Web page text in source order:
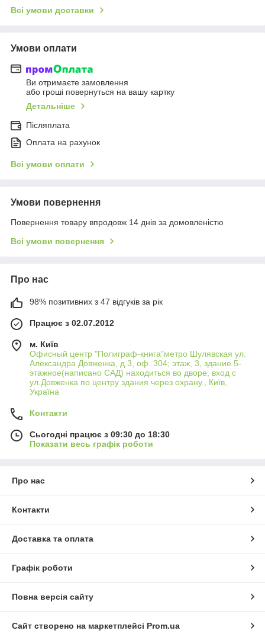
Всі умови доставки
Умови оплати
Ви отримаєте замовлення
або гроші повернуться на вашу картку
Детальніше
Післяплата
Оплата на рахунок
Всі умови оплати
Умови повернення
Повернення товару впродовж 14 днів за домовленістю
Всі умови повернення
Про нас
98% позитивних з 47 відгуків за рік
Працює з 02.07.2012
м. Київ
Офисный центр "Полиграф-книга"метро Шулявская ул.
Александра Довженка, д.3, оф. 304; этаж, 3, здание 5-
этажное(написано САД) находиться во дворе, вход с
ул.Довженка по центру здания через охрану., Київ,
Україна
Контакти
Сьогодні працює з 09:30 до 18:30
Показати весь графік роботи
Про нас
Контакти
Доставка та оплата
Графік роботи
Повна версія сайту
Сайт створено на маркетплейсі Prom.ua